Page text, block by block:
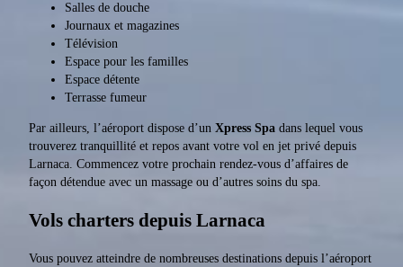
Salles de douche
Journaux et magazines
Télévision
Espace pour les familles
Espace détente
Terrasse fumeur
Par ailleurs, l’aéroport dispose d’un Xpress Spa dans lequel vous
trouverez tranquillité et repos avant votre vol en jet privé depuis
Larnaca. Commencez votre prochain rendez-vous d’affaires de
façon détendue avec un massage ou d’autres soins du spa.
Vols charters depuis Larnaca
Vous pouvez atteindre de nombreuses destinations depuis l’aéroport